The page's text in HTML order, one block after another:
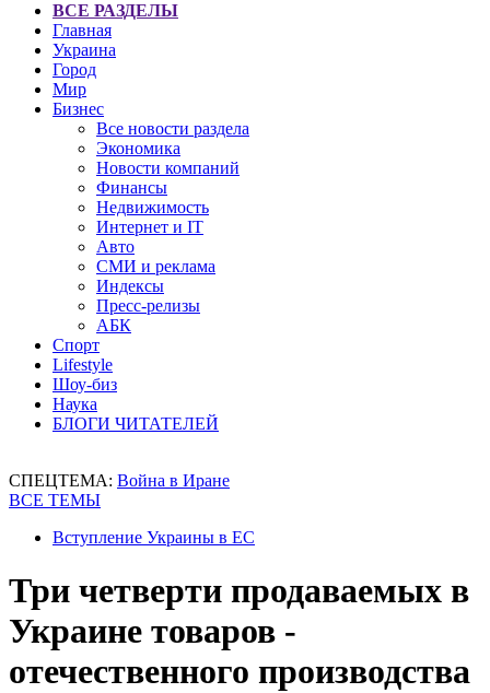
ВСЕ РАЗДЕЛЫ
Главная
Украина
Город
Мир
Бизнес
Все новости раздела
Экономика
Новости компаний
Финансы
Недвижимость
Интернет и IT
Авто
СМИ и реклама
Индексы
Пресс-релизы
АБК
Спорт
Lifestyle
Шоу-биз
Наука
БЛОГИ ЧИТАТЕЛЕЙ
СПЕЦТЕМА: Война в Иране
ВСЕ ТЕМЫ
Вступление Украины в ЕС
Три четверти продаваемых в
Украине товаров -
отечественного производства